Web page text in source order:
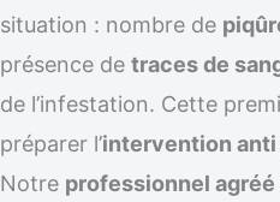
situation : nombre de
présence de traces de
de l’infestation. Cette
préparer l’intervention
Notre professionnel agréé